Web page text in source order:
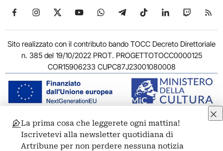
Seguici su Facebook
Seguici su Instagram
Seguici su X
Seguici su YouTube
Seguici su WhatsApp
Seguici su Telegram
Seguici su TikTok
Seguici su
Seguici
Sito realizzato con il contributo bando TOCC Decreto Direttoriale
n. 385 del 19/10/2022 PROT. PROGETTOTOCC0000125
COR15906233 CUPC87J23001080008
© 2011-2026 ARTRIBUNE srl – Corso Vittorio Emanuele II, 287 –
00186 Roma - P.I. 11381581005
Privacy: Responsabile della protezione dei dati personali
La prima cosa che leggerete ogni mattina!
Iscrivetevi alla newsletter quotidiana di
Artribune per non perdere nessuna notizia